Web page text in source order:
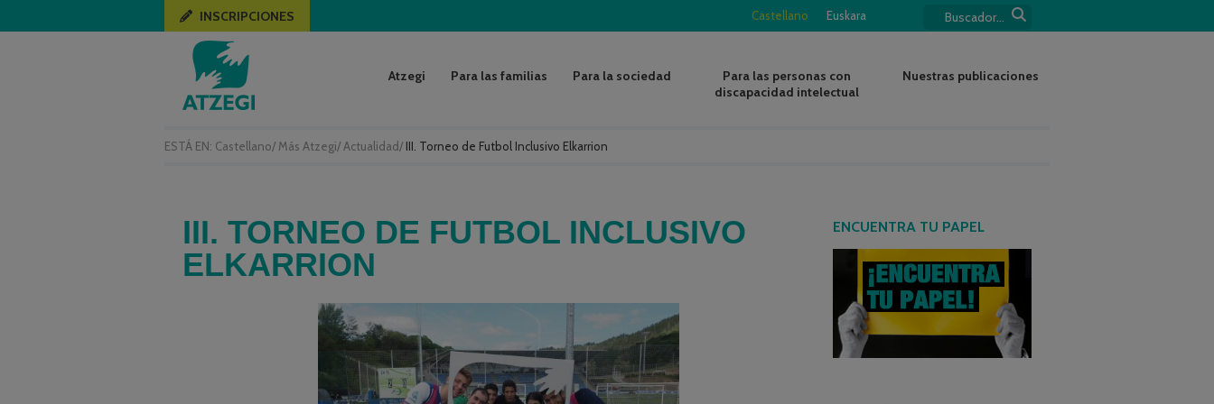
ESTÁ EN: Castellano/ Más Atzegi/ Actualidad/ III. Torneo de Futbol Inclusivo Elkarrion
Castellano Euskara
INSCRIPCIONES
Atzegi Para las familias Para la sociedad
Para las personas con
discapacidad intelectual
Nuestras publicaciones
III. TORNEO DE FUTBOL INCLUSIVO
ELKARRION
ENCUENTRA TU PAPEL